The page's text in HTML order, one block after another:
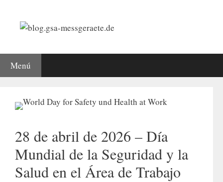
contenido
Menú
28 de abril de 2026 – Día
Mundial de la Seguridad y la
Salud en el Área de Trabajo